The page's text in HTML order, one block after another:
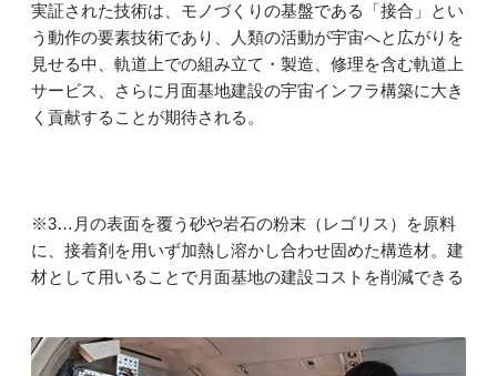
実証された技術は、モノづくりの基盤である「接合」とい
う動作の要素技術であり、人類の活動が宇宙へと広がりを
見せる中、軌道上での組み立て・製造、修理を含む軌道上
サービス、さらに月面基地建設の宇宙インフラ構築に大き
く貢献することが期待される。
※3…月の表面を覆う砂や岩石の粉末（レゴリス）を原料
に、接着剤を用いず加熱し溶かし合わせ固めた構造材。建
材として用いることで月面基地の建設コストを削減できる